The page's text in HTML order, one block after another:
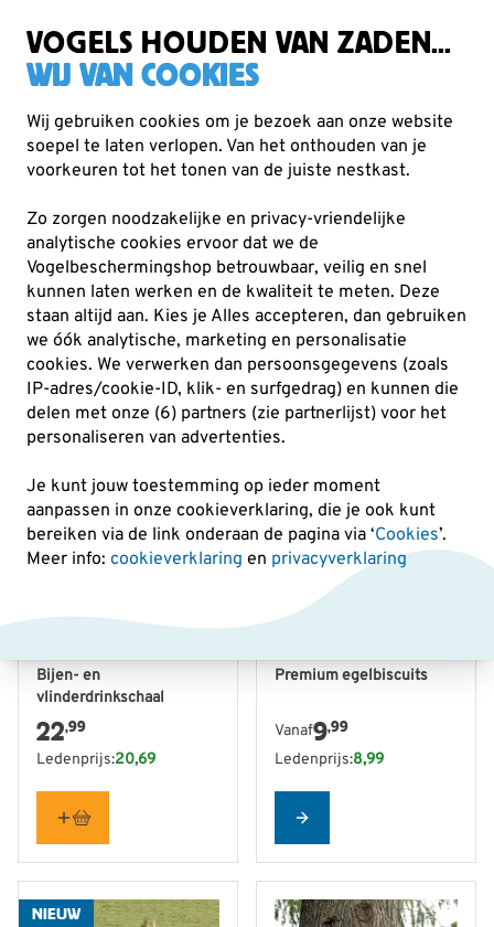
VOGELS HOUDEN VAN ZADEN...
WIJ VAN COOKIES
Wij gebruiken cookies om je bezoek aan onze website
soepel te laten verlopen. Van het onthouden van je
voorkeuren tot het tonen van de juiste nestkast.
Zo zorgen noodzakelijke en privacy-vriendelijke
analytische cookies ervoor dat we de
Vogelbeschermingshop betrouwbaar, veilig en snel
kunnen laten werken en de kwaliteit te meten. Deze
staan altijd aan. Kies je Alles accepteren, dan gebruiken
we óók analytische, marketing en personalisatie
cookies. We verwerken dan persoonsgegevens (zoals
IP-adres/cookie-ID, klik- en surfgedrag) en kunnen die
delen met onze (6) partners (zie partnerlijst) voor het
personaliseren van advertenties.
Je kunt jouw toestemming op ieder moment
aanpassen in onze cookieverklaring, die je ook kunt
bereiken via de link onderaan de pagina via ‘Cookies’.
Meer info: cookieverklaring en privacyverklaring
Niet alleen vogels verdienen onze aandacht. Ook andere
tuindieren spelen een belangrijke rol in een gezonde,
biodiverse leefomgeving. Door jouw tuin o Lees meer
28producten
Bijen- en
vlinderdrinkschaal
22,99
Ledenprijs:20,69
Premium egelbiscuits
De prijs is afhankelijk van
Vanaf9,99
Ledenprijs:8,99
Configure
NIEUW